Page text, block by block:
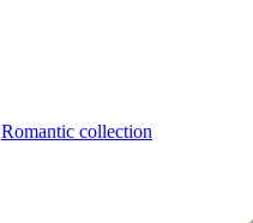
Romantic collection